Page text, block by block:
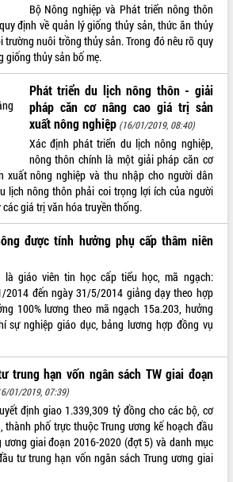
Bộ Nông nghiệp và Phát triển nông thôn
định về quản lý giống thủy sản, thức ăn thủy
trường nuôi trồng thủy sản. Trong đó nêu rõ quy
giống thủy sản bố mẹ.
Phát triển du lịch nông thôn - giải
pháp căn cơ nâng cao giá trị sản
xuất nông nghiệp (16/01/2019, 08:40)
Xác định phát triển du lịch nông nghiệp,
nông thôn chính là một giải pháp căn cơ
xuất nông nghiệp và thu nhập cho người dân
lịch nông thôn phải coi trọng lợi ích của người
giá trị văn hóa truyền thống.
được tính hưởng phụ cấp thâm niên
là giáo viên tin học cấp tiểu học, mã ngạch:
2014 đến ngày 31/5/2014 giảng dạy theo hợp
100% lương theo mã ngạch 15a.203, hưởng
sự nghiệp giáo dục, bảng lương hợp đồng vụ
trung hạn vốn ngân sách TW giai đoạn
01/2019, 07:39)
định giao 1.339,309 tỷ đồng cho các bộ, cơ
thành phố trực thuộc Trung ương kế hoạch đầu
ương giai đoạn 2016-2020 (đợt 5) và danh mục
tư trung hạn vốn ngân sách Trung ương giai